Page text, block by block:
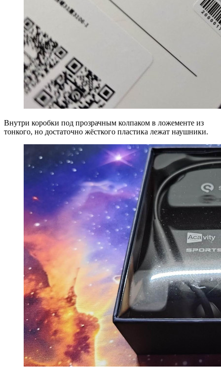
Внутри коробки под прозрачным колпаком в ложементе из
тонкого, но достаточно жёсткого пластика лежат наушники.